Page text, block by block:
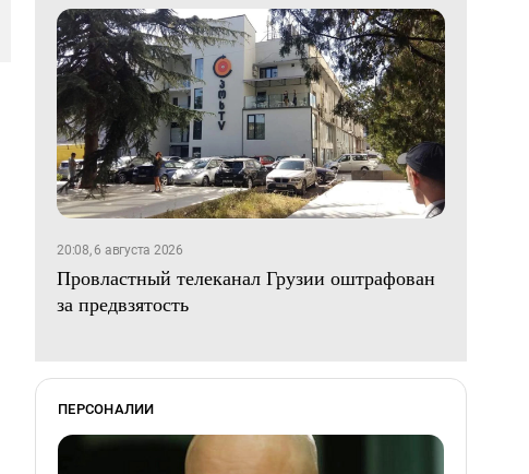
20:08, 6 августа 2026
Провластный телеканал Грузии оштрафован
за предвзятость
ПЕРСОНАЛИИ